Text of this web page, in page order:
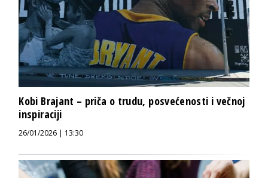
Kobi Brajant – priča o trudu, posvećenosti i večnoj
inspiraciji
26/01/2026 | 13:30